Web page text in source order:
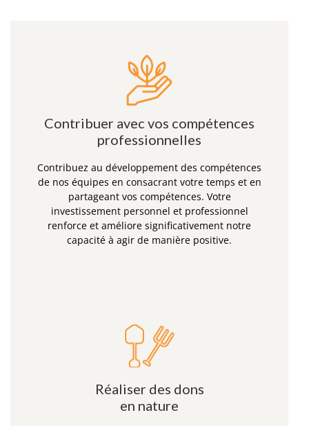
Contribuer avec vos compétences
professionnelles
Contribuez au développement des compétences
de nos équipes en consacrant votre temps et en
partageant vos compétences. Votre
investissement personnel et professionnel
renforce et améliore significativement notre
capacité à agir de manière positive.
Réaliser des dons
en nature